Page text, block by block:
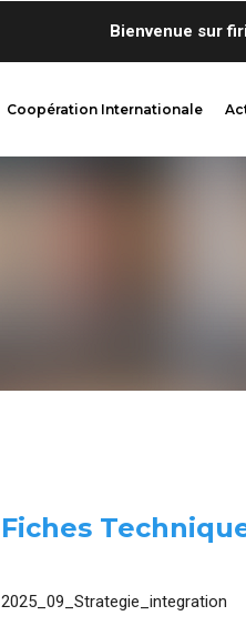
Bienvenue sur
Coopération Internationale
Fiches
2025_09_Strategie_integration